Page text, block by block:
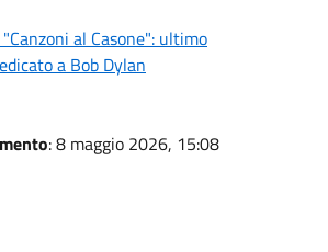
al Casone": ultimo
a Bob Dylan
: 8 maggio 2026, 15:08